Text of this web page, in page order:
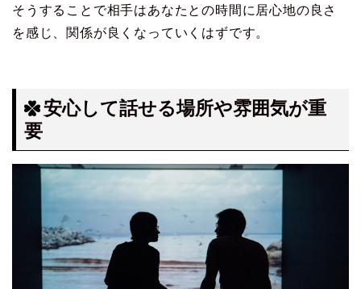
そうすることで相手はあなたとの時間に居心地の良さ
を感じ、関係が良くなっていくはずです。
安心して話せる場所や雰囲気が重
要